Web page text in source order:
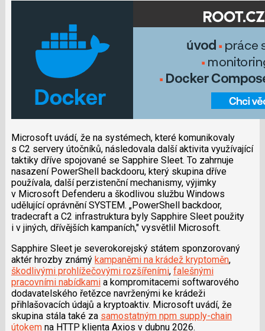
Microsoft uvádí, že na systémech, které komunikovaly
s C2 servery útočníků, následovala další aktivita využívající
taktiky dříve spojované se Sapphire Sleet. To zahrnuje
nasazení PowerShell backdooru, který skupina dříve
používala, další perzistenční mechanismy, výjimky
v Microsoft Defenderu a škodlivou službu Windows
udělující oprávnění SYSTEM. „PowerShell backdoor,
tradecraft a C2 infrastruktura byly Sapphire Sleet použity
i v jiných, dřívějších kampaních," vysvětlil Microsoft.
Sapphire Sleet je severokorejský státem sponzorovaný
aktér hrozby známý kampaněmi na krádež kryptoměn,
škodlivými prohlížečovými rozšířeními, falešnými
pracovními nabídkamia kompromitacemi softwarového
dodavatelského řetězce navrženými ke krádeži
přihlašovacích údajů a kryptoaktiv. Microsoft uvádí, že
skupina stála také za samostatným npm supply-chain
útokemna HTTP klienta Axios v dubnu 2026.